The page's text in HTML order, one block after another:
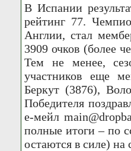
В Испании
рейтинг 77.
Англии, стал
3909 очков (более
Тем не менее,
участников еще
Беркут (3876),
Победителя
е-мейл
полные итоги – по
остаются в силе) на